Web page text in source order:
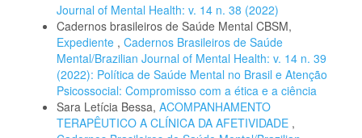
Journal of Mental Health: v. 14 n. 38 (2022)
Cadernos brasileiros de Saúde Mental CBSM,
Expediente , Cadernos Brasileiros de Saúde
Mental/Brazilian Journal of Mental Health: v. 14 n. 39
(2022): Política de Saúde Mental no Brasil e Atenção
Psicossocial: Compromisso com a ética e a ciência
Sara Letícia Bessa, ACOMPANHAMENTO
TERAPÊUTICO A CLÍNICA DA AFETIVIDADE ,